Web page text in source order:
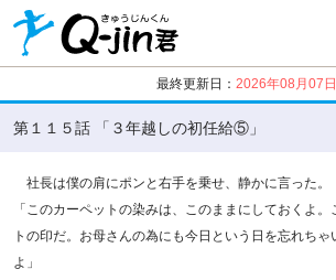
最終更新日： 2026年08月07日
第１１５話 「３年越しの初任給⑤」
社長は僕の肩にポンと右手を乗せ、静かに言った。
「このカーペットの染みは、このままにしておくよ
トの印だ。お母さんの為にも今日という日を忘れち
よ」